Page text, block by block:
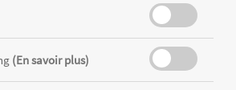
(En savoir plus)
RÉALISÉ AVEC MERCATOR
CMS